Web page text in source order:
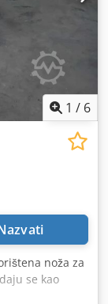
1 / 6
noža za
se kao
Širina 1